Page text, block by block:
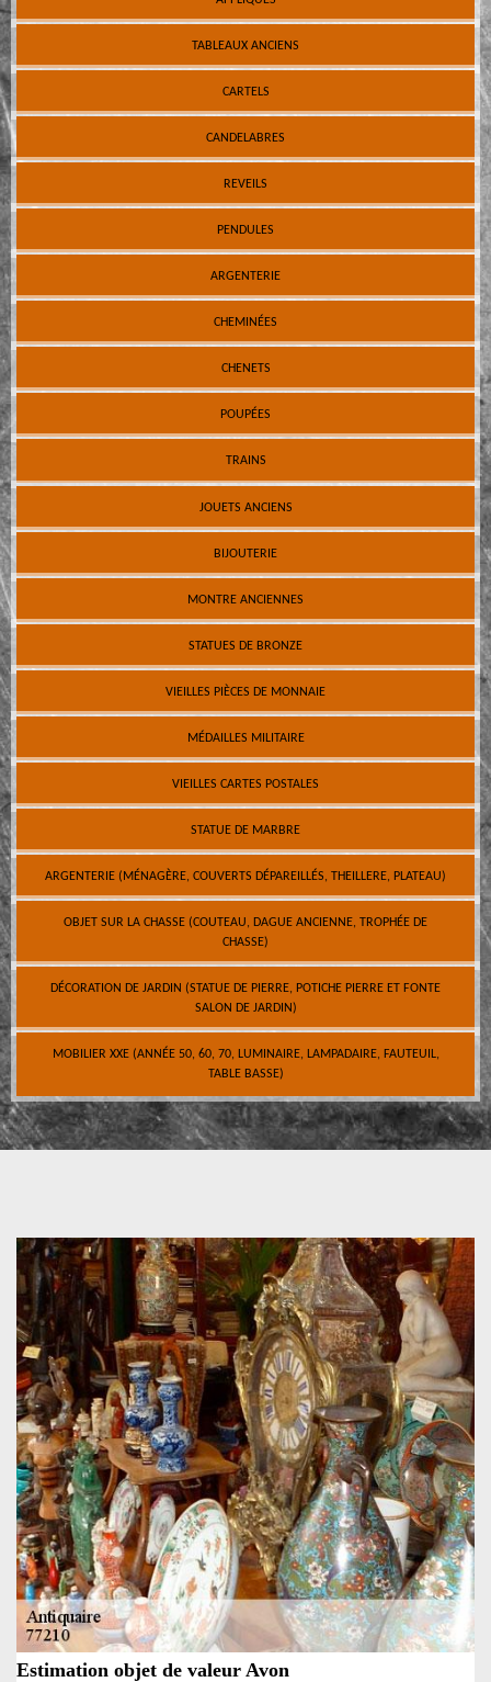
TABLEAUX ANCIENS
CARTELS
CANDELABRES
REVEILS
PENDULES
ARGENTERIE
CHEMINÉES
CHENETS
POUPÉES
TRAINS
JOUETS ANCIENS
BIJOUTERIE
MONTRE ANCIENNES
STATUES DE BRONZE
VIEILLES PIÈCES DE MONNAIE
MÉDAILLES MILITAIRE
VIEILLES CARTES POSTALES
STATUE DE MARBRE
ARGENTERIE (MÉNAGÈRE, COUVERTS DÉPAREILLÉS, THEILLERE, PLATEAU)
OBJET SUR LA CHASSE (COUTEAU, DAGUE ANCIENNE, TROPHÉE DE
CHASSE)
DÉCORATION DE JARDIN (STATUE DE PIERRE, POTICHE PIERRE ET FONTE
SALON DE JARDIN)
MOBILIER XXE (ANNÉE 50, 60, 70, LUMINAIRE, LAMPADAIRE, FAUTEUIL,
TABLE BASSE)
Estimation objet de valeur Avon